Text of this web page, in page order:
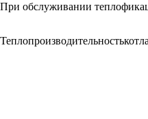
При обслуживании